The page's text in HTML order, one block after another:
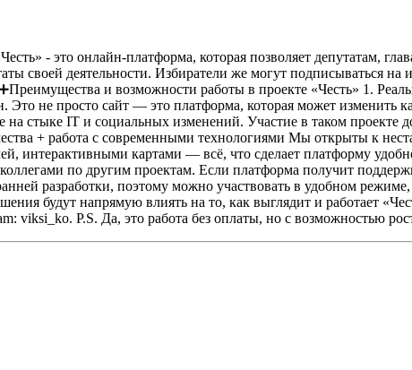
- это онлайн-платформа, которая позволяет депутатам,
своей деятельности. Избиратели же могут подписываться на
и возможности работы в проекте «Честь» 1.
Это не просто сайт — это платформа, которая может изменить
стыке IT и социальных изменений. Участие в таком
+ работа с современными технологиями Мы открыты к
интерактивными картами — всё, что сделает платформу
по другим проектам. Если платформа получит
разработки, поэтому можно участвовать в удобном
будут напрямую влиять на то, как выглядит и работает
viksi_ko. P.S. Да, это работа без оплаты, но с возможностью